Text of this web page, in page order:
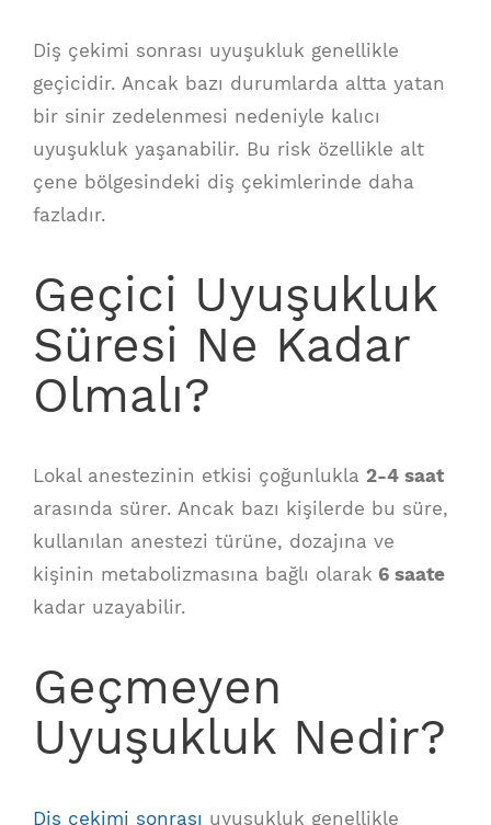
Diş çekimi sonrası uyuşukluk genellikle
geçicidir. Ancak bazı durumlarda altta yatan
bir sinir zedelenmesi nedeniyle kalıcı
uyuşukluk yaşanabilir. Bu risk özellikle alt
çene bölgesindeki diş çekimlerinde daha
fazladır.
Geçici Uyuşukluk
Süresi Ne Kadar
Olmalı?
Lokal anestezinin etkisi çoğunlukla 2-4 saat
arasında sürer. Ancak bazı kişilerde bu süre,
kullanılan anestezi türüne, dozajına ve
kişinin metabolizmasına bağlı olarak 6 saate
kadar uzayabilir.
Geçmeyen
Uyuşukluk Nedir?
Diş çekimi sonrası uyuşukluk genellikle